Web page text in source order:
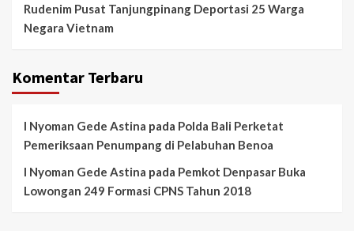
Rudenim Pusat Tanjungpinang Deportasi 25 Warga
Negara Vietnam
Komentar Terbaru
I Nyoman Gede Astina pada Polda Bali Perketat
Pemeriksaan Penumpang di Pelabuhan Benoa
I Nyoman Gede Astina pada Pemkot Denpasar Buka
Lowongan 249 Formasi CPNS Tahun 2018